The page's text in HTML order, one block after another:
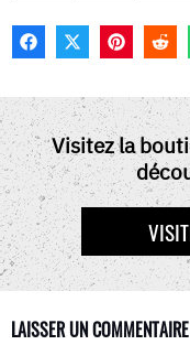
F
E
B
O
O
K
W
I
T
T
E
R
)
P
T
E
R
E
S
T
R
D
I
T
Visitez la
LAISSER UN COMMENTAIRE